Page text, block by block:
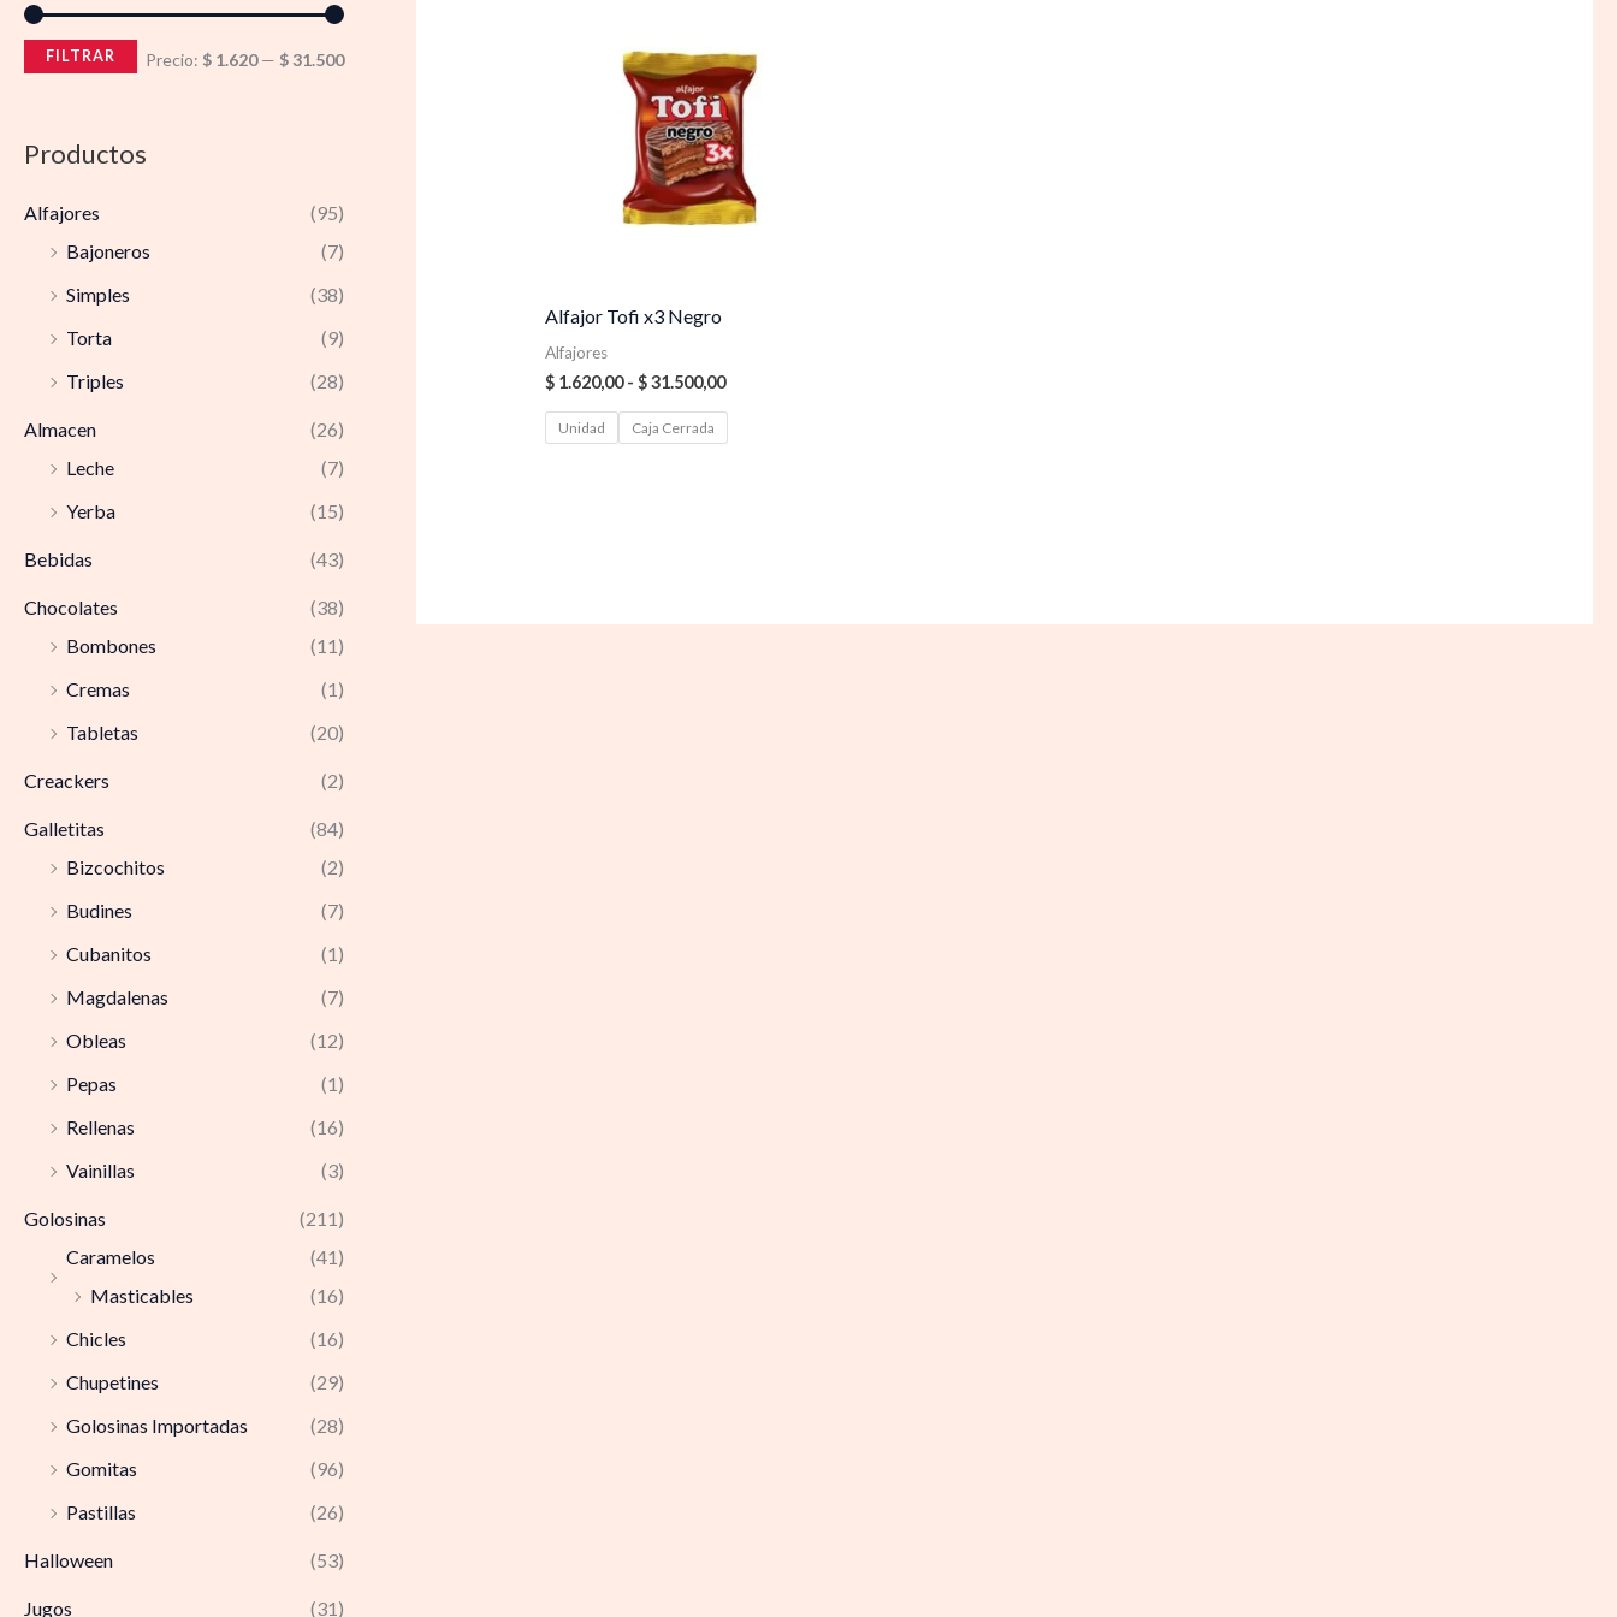
FILTRAR Precio: $ 1.620— $ 31.500
Productos
Alfajores
(95)
Bajoneros
(7)
Simples
(38)
Torta
(9)
Triples
(28)
Almacen
(26)
Leche
(7)
Yerba
(15)
Bebidas (43)
Chocolates
(38)
Bombones
(11)
Cremas
(1)
Tabletas
(20)
Creackers (2)
Galletitas
(84)
Bizcochitos
(2)
Budines
(7)
Cubanitos
(1)
Magdalenas
(7)
Obleas
(12)
Pepas
(1)
Rellenas
(16)
Vainillas
(3)
Golosinas
(211)
Caramelos
(41)
Masticables
(16)
Chicles
(16)
Chupetines
(29)
Golosinas Importadas
(28)
Gomitas
(96)
Pastillas
(26)
Halloween (53)
Jugos (31)
Alfajor Tofi x3 Negro
Alfajores
$1.620,00 - $31.500,00
desde
$ 1.620,00
hasta
$ 31.500,00
Unidad Caja Cerrada